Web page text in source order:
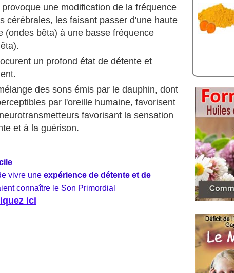
une modification de la fréquence
cérébrales, les faisant passer d'une haute
(ondes bêta) à une basse fréquence
un profond état de détente et
des sons émis par le dauphin, dont
par l'oreille humaine, favorisent
favorisant la sensation
et à la guérison.
vivre une expérience de détente et de
connaître le Son Primordial
ici